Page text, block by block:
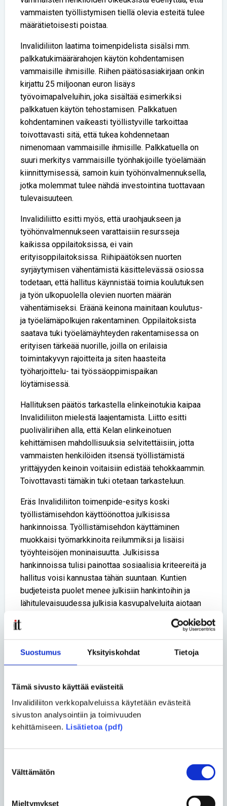
Suostumus Yksityiskohdat Tietoja
Tämä sivusto käyttää evästeitä
Invalidiliiton verkkopalveluissa käytetään evästeitä
sivuston analysointiin ja toimivuuden
kehittämiseen. Lisätietoa (pdf)
valinta
Välttämätön
Mieltymykset
vammaisten työllistymisen tiellä olevia esteitä tulee
määrätietoisesti poistaa.
Invalidiliiton laatima toimenpidelista sisälsi mm.
palkkatukimäärärahojen käytön kohdentamisen
vammaisille ihmisille. Riihen päätösasiakirjaan onkin
kirjattu 25 miljoonan euron lisäys
työvoimapalveluihin, joka sisältää esimerkiksi
palkkatuen käytön tehostamisen. Palkkatuen
kohdentaminen vaikeasti työllistyville tarkoittaa
toivottavasti sitä, että tukea kohdennetaan
nimenomaan vammaisille ihmisille. Palkkatuella on
suuri merkitys vammaisille työnhakijoille työelämään
kiinnittymisessä, samoin kuin työhönvalmennuksella,
jotka molemmat tulee nähdä investointina tuottavaan
tulevaisuuteen.
Invalidiliitto esitti myös, että uraohjaukseen ja
työhönvalmennukseen varattaisiin resursseja
kaikissa oppilaitoksissa, ei vain
erityisoppilaitoksissa. Riihipäätöksen nuorten
syrjäytymisen vähentämistä käsittelevässä osiossa
todetaan, että hallitus käynnistää toimia koulutuksen
ja työn ulkopuolella olevien nuorten määrän
vähentämiseksi. Eräänä keinona mainitaan koulutus-
ja työelämäpolkujen rakentaminen. Oppilaitoksista
saatava tuki työelämäyhteyden rakentamisessa on
erityisen tärkeää nuorille, joilla on erilaisia
toimintakyvyn rajoitteita ja siten haasteita
työharjoittelu- tai työssäoppimispaikan
löytämisessä.
Hallituksen päätös tarkastella elinkeinotukia kaipaa
Invalidiliiton mielestä laajentamista. Liitto esitti
puoliväliriihen alla, että Kelan elinkeinotuen
kehittämisen mahdollisuuksia selvitettäisiin, jotta
vammaisten henkilöiden itsensä työllistämistä
yrittäjyyden keinoin voitaisiin edistää tehokkaammin.
Toivottavasti tämäkin tuki otetaan tarkasteluun.
Eräs Invalidiliiton toimenpide-esitys koski
työllistämisehdon käyttöönottoa julkisissa
hankinnoissa. Työllistämisehdon käyttäminen
muokkaisi työmarkkinoita reilummiksi ja lisäisi
työyhteisöjen moninaisuutta. Julkisissa
hankinnoissa tulisi painottaa sosiaalisia kriteereitä ja
hallitus voisi kannustaa tähän suuntaan. Kuntien
budjeteista puolet menee julkisiin hankintoihin ja
lähitulevaisuudessa julkisia kasvupalveluita aiotaan
tuottaa täysin kilpailluilla markkinoilla. Invalidiliitto
jatkaa tähänkin aihepiiriin liittyvää vaikuttamista
Jaa Facebookissa
Jaa sähköpostilla
Otsikko *